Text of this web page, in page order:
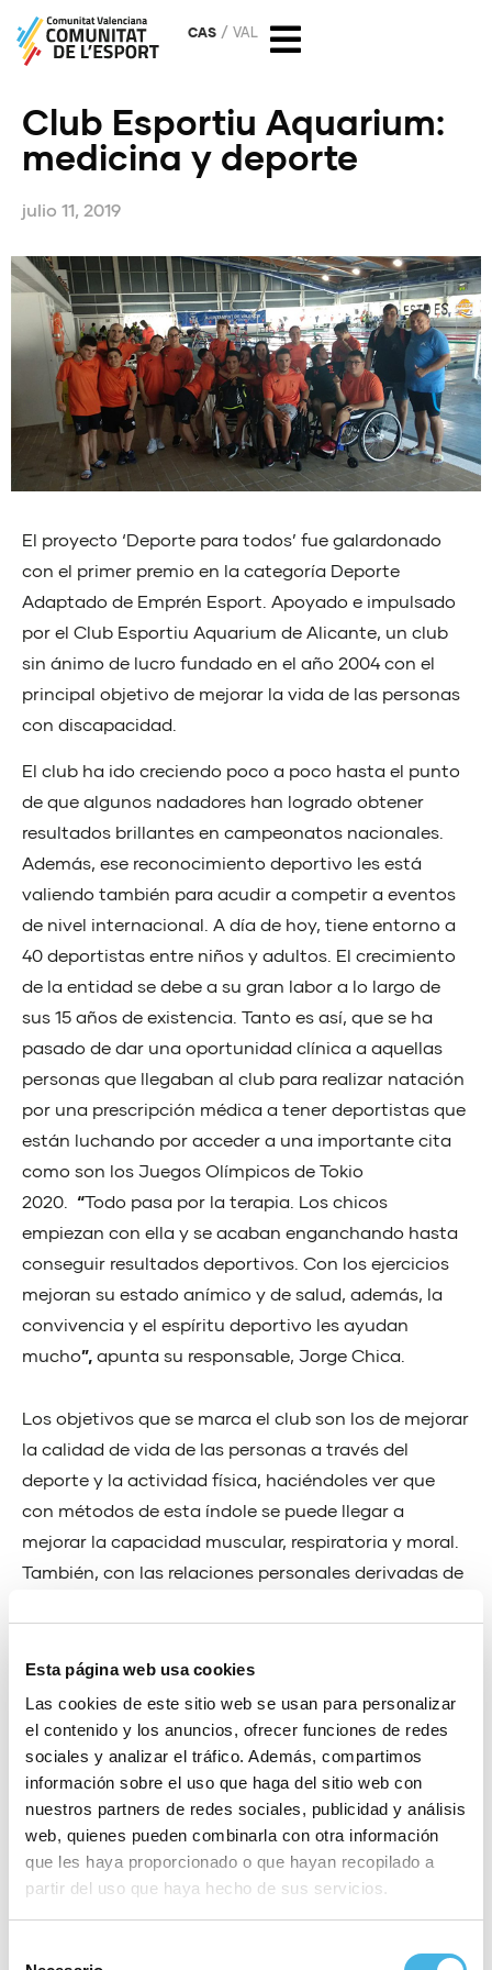
Esta página web usa cookies
Las cookies de este sitio web se usan para personalizar
el contenido y los anuncios, ofrecer funciones de redes
sociales y analizar el tráfico. Además, compartimos
información sobre el uso que haga del sitio web con
nuestros partners de redes sociales, publicidad y análisis
web, quienes pueden combinarla con otra información
que les haya proporcionado o que hayan recopilado a
partir del uso que haya hecho de sus servicios.
CAS VAL
Club Esportiu Aquarium:
medicina y deporte
julio 11, 2019
El proyecto ‘Deporte para todos’ fue galardonado
con el primer premio en la categoría Deporte
Adaptado de Emprén Esport. Apoyado e impulsado
por el Club Esportiu Aquarium de Alicante, un club
sin ánimo de lucro fundado en el año 2004 con el
principal objetivo de mejorar la vida de las personas
con discapacidad.
El club ha ido creciendo poco a poco hasta el punto
de que algunos nadadores han logrado obtener
resultados brillantes en campeonatos nacionales.
Además, ese reconocimiento deportivo les está
valiendo también para acudir a competir a eventos
de nivel internacional. A día de hoy, tiene entorno a
40 deportistas entre niños y adultos. El crecimiento
de la entidad se debe a su gran labor a lo largo de
sus 15 años de existencia. Tanto es así, que se ha
pasado de dar una oportunidad clínica a aquellas
personas que llegaban al club para realizar natación
por una prescripción médica a tener deportistas que
están luchando por acceder a una importante cita
como son los Juegos Olímpicos de Tokio
2020. “Todo pasa por la terapia. Los chicos
empiezan con ella y se acaban enganchando hasta
conseguir resultados deportivos. Con los ejercicios
mejoran su estado anímico y de salud, además, la
convivencia y el espíritu deportivo les ayudan
mucho”, apunta su responsable, Jorge Chica.
Los objetivos que se marca el club son los de mejorar
la calidad de vida de las personas a través del
deporte y la actividad física, haciéndoles ver que
con métodos de esta índole se puede llegar a
mejorar la capacidad muscular, respiratoria y moral.
También, con las relaciones personales derivadas de
Dentro de sus actividades organizan el
de Natación Aquarium”que ha reunido a más de 200
nadadores en sus diferentes ediciones.“El encuentro
tiene lugar en noviembre, es el primer open de la
temporada en Valencia y vienen nadadores
procedentes de diferentes partes de España: Murcia,
Valencia, Castellón, Albacete…”, comenta Jorge.
Además se juntan deportistas amateurs y
profesionales con diferentes discapacidades “en una